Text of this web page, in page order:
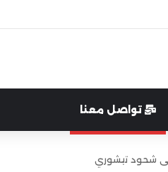
تواصل معنا
شحود تيشوري